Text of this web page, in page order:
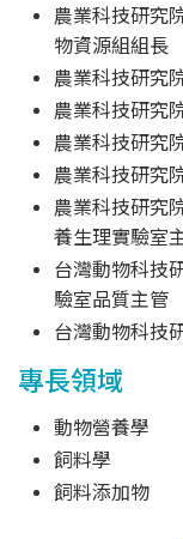
農業科技研究
物資源組組長
農業科技研究
農業科技研究
農業科技研究
農業科技研究
農業科技研究
養生理實驗室
台灣動物科技
驗室品質主管
台灣動物科技
專長領域
動物營養學
飼料學
飼料添加物